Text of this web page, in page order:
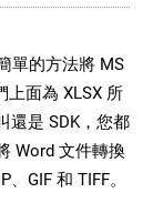
單的方法將 MS
上面為 XLSX 所
還是 SDK，您都
Word 文件轉換
GIF 和 TIFF。